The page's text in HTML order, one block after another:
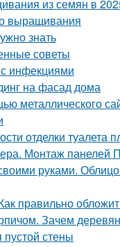
из семян в
выращивания
знать
советы
инфекциями
на фасад дома
металлического
отделки туалета
Монтаж панелей
руками.
правильно
Зачем
стены